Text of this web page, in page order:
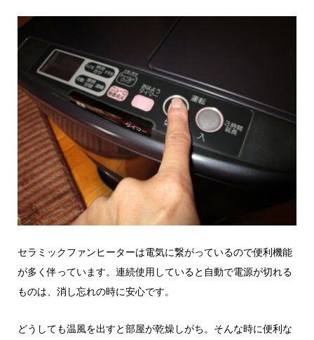
セラミックファンヒーターは電気に繋がっているので便利機能
が多く伴っています。連続使用していると自動で電源が切れる
ものは、消し忘れの時に安心です。
どうしても温風を出すと部屋が乾燥しがち。そんな時に便利な